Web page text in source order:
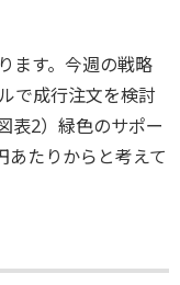
ます。今週の戦略
で成行注文を検討
表2）緑色のサポー
あたりからと考えて